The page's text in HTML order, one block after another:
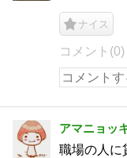
ナイス
コメント(0)
アマニョッ
職場の人に